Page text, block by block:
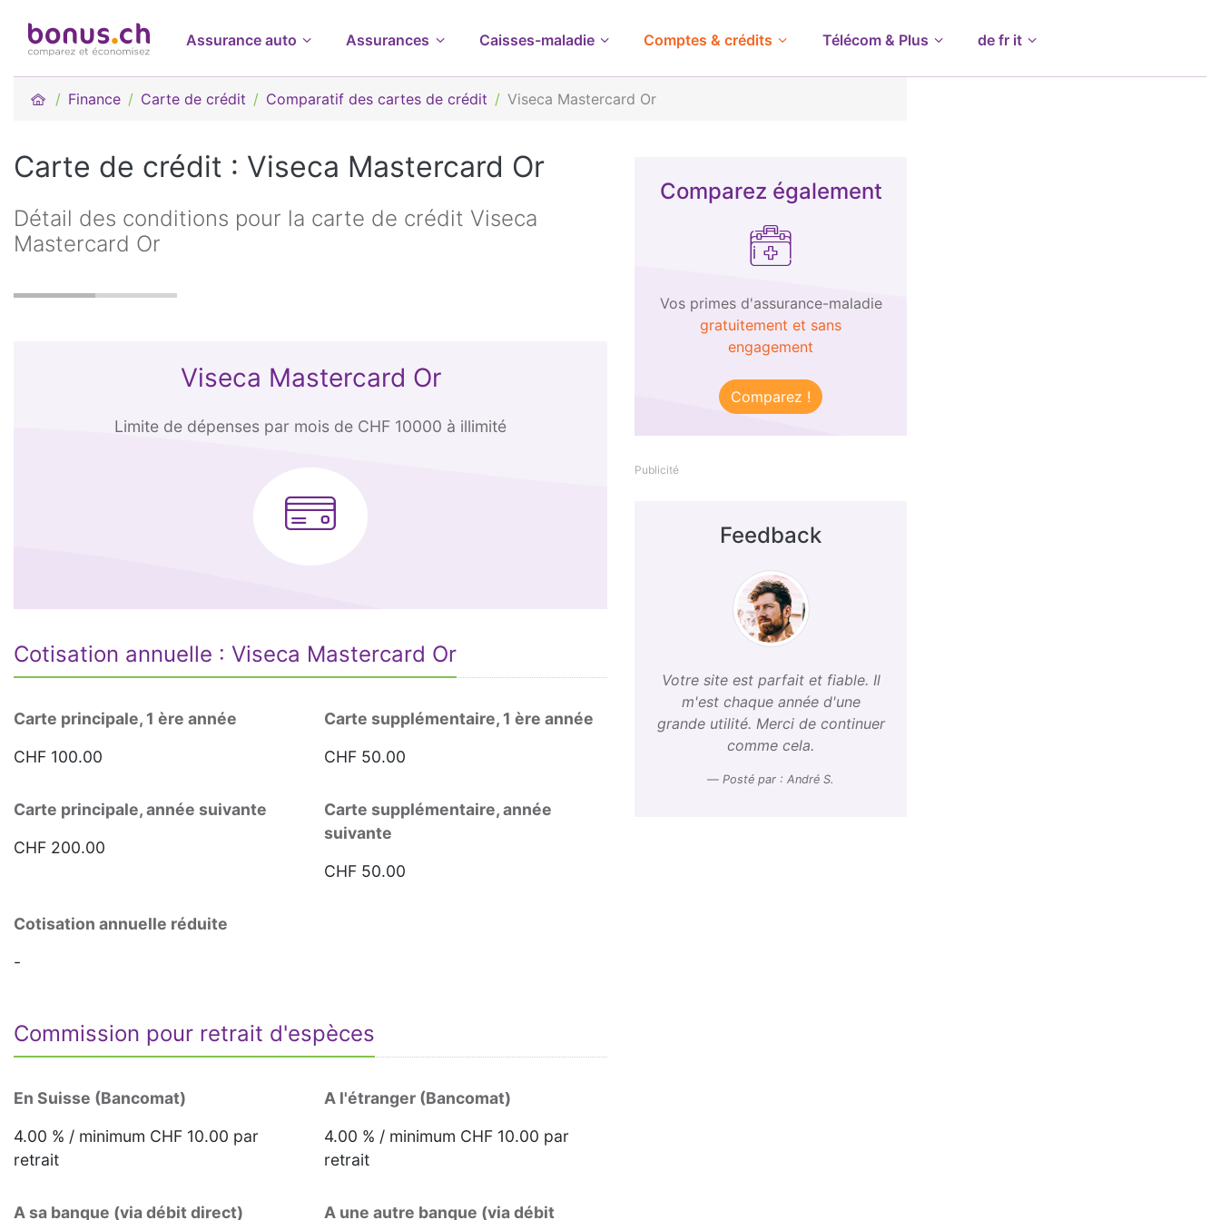
Assurance auto Assurances Caisses-maladie Comptes & crédits Télécom & Plus de fr it
Finance Carte de crédit Comparatif des cartes de crédit Viseca Mastercard Or
Carte de crédit : Viseca Mastercard Or
Détail des conditions pour la carte de crédit Viseca
Mastercard Or
Viseca Mastercard Or
Limite de dépenses par mois de CHF 10000 à illimité
Cotisation annuelle : Viseca Mastercard Or
Carte principale, 1 ère année
CHF 100.00
Carte supplémentaire, 1 ère année
CHF 50.00
Carte principale, année suivante
CHF 200.00
Carte supplémentaire, année
suivante
CHF 50.00
Cotisation annuelle réduite
-
Commission pour retrait d'espèces
En Suisse (Bancomat)
4.00 % / minimum CHF 10.00 par
retrait
A l'étranger (Bancomat)
4.00 % / minimum CHF 10.00 par
retrait
A sa banque (via débit direct) A une autre banque (via débit
Comparez également
Vos primes d'assurance-maladie
gratuitement et sans
engagement
Comparez !
Publicité
Feedback
Votre site est parfait et fiable. Il
m'est chaque année d'une
grande utilité. Merci de continuer
comme cela.
Posté par : André S.